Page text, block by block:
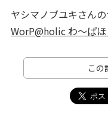
ヤシマノブユキさん
WorP@holic わ～ぱほ
この